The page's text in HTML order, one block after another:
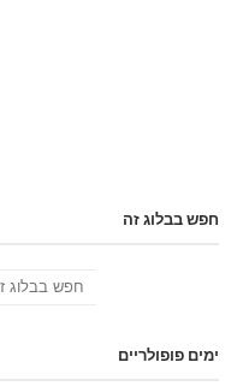
חפש בבלוג זה
ימים פופולריים